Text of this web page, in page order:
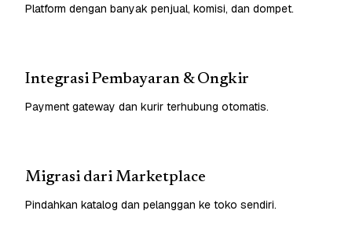
Platform dengan banyak penjual, komisi, dan dompet.
Integrasi Pembayaran & Ongkir
Payment gateway dan kurir terhubung otomatis.
Migrasi dari Marketplace
Pindahkan katalog dan pelanggan ke toko sendiri.